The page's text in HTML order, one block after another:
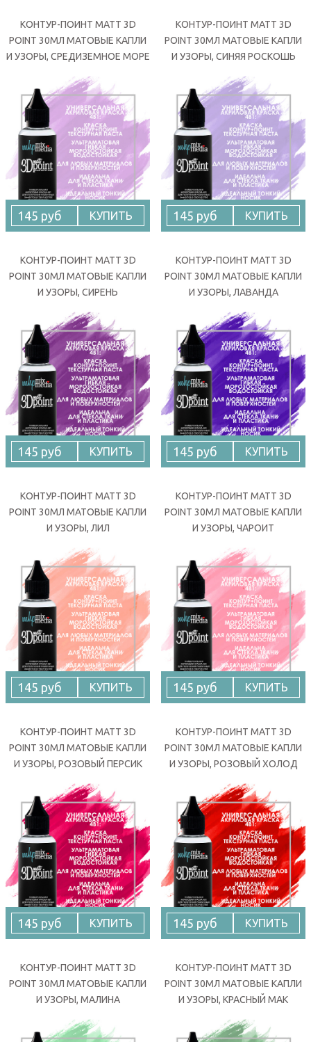
КОНТУР-ПОИНТ MATT 3D
POINT 30МЛ МАТОВЫЕ КАПЛИ
И УЗОРЫ, СРЕДИЗЕМНОЕ МОРЕ
КОНТУР-ПОИНТ MATT 3D
POINT 30МЛ МАТОВЫЕ КАПЛИ
И УЗОРЫ, СИНЯЯ РОСКОШЬ
145 руб КУПИТЬ
КОНТУР-ПОИНТ MATT 3D
POINT 30МЛ МАТОВЫЕ КАПЛИ
И УЗОРЫ, СИРЕНЬ
145 руб КУПИТЬ
КОНТУР-ПОИНТ MATT 3D
POINT 30МЛ МАТОВЫЕ КАПЛИ
И УЗОРЫ, ЛАВАНДА
145 руб КУПИТЬ
КОНТУР-ПОИНТ MATT 3D
POINT 30МЛ МАТОВЫЕ КАПЛИ
И УЗОРЫ, ЛИЛ
145 руб КУПИТЬ
КОНТУР-ПОИНТ MATT 3D
POINT 30МЛ МАТОВЫЕ КАПЛИ
И УЗОРЫ, ЧАРОИТ
145 руб КУПИТЬ
КОНТУР-ПОИНТ MATT 3D
POINT 30МЛ МАТОВЫЕ КАПЛИ
И УЗОРЫ, РОЗОВЫЙ ПЕРСИК
145 руб КУПИТЬ
КОНТУР-ПОИНТ MATT 3D
POINT 30МЛ МАТОВЫЕ КАПЛИ
И УЗОРЫ, РОЗОВЫЙ ХОЛОД
145 руб КУПИТЬ
КОНТУР-ПОИНТ MATT 3D
POINT 30МЛ МАТОВЫЕ КАПЛИ
И УЗОРЫ, МАЛИНА
145 руб КУПИТЬ
КОНТУР-ПОИНТ MATT 3D
POINT 30МЛ МАТОВЫЕ КАПЛИ
И УЗОРЫ, КРАСНЫЙ МАК